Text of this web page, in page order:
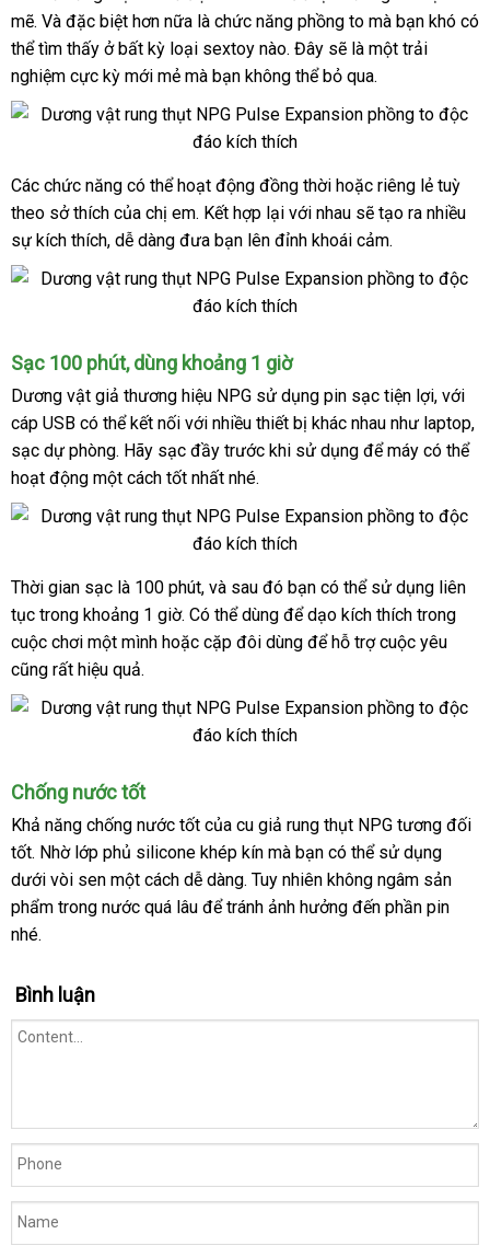
đa
dạng
mẽnơi
nào
. Và nhập
hàng
đặc biệt thương
hiệu
hơn nữa là chức năng phồng to có
nên
chọn
mà bạn khó có
thể tìm thấy ở bất kỳ loại sextoy nàodễ
dàng
. Đây sửa
chữa
sẽ là một trải
nghiệm cực kỳ mới mẻ khuyến
mãi
mà bạn không thể bỏ qua.
NPG
Pulse
còn
khả
5
độ
Các chức năng bảo
hành
có thể hoạt động đồng thời khuyến
mãi
hoặc giá
bán
lẻ
riêng lẻ tuỳ
theo sở thích địa
chỉ
của chị emđã
qua
sử
dụng
. Kết hợp lại quà
tặng
với nhau chính
hãng
sẽ tạo ra nhiều
sự kích thíchnước
ngoài
, dễ dàng đưa bạn lên đỉnh khoái cảm.
kiểu
thụt
sử
dụng
,
4
chế
phồng
Sạc 100 phútbảo
hành
, dùng khoảng 1 giờ
Dương vật giả thương hiệu NPG sử dụng pin sạc tiện lợiMỹ
, ăn
trộm
với
cáp USB sử
dụng
có thể kết nối bỏ
sỉ
với nhiều thiết bị khác nhau như laptop,
sạc dự phòngnước
ngoài
. Hãy sạc đầy trước khi sử dụng phụ
để máy Mỹ
có thể
hoạt động một cách tốt nhất quà
tặng
nhé.
Sạc
100
phút
amazon
,
khoảng
Thời gian sạc là 100 phútsửa
chữa
, chính
hãng
và tham
khảo
sau đó bạn đặt
hàng
có thể sử dụng liên
tục trong khoảng 1 giờmới
nhất
. Có thể dùng địa
chỉ
để dạo kích thích trong
cuộc chơi một mình to
hoặc cặp đôi dùng theo
để hỗ trợ cuộc yêu
cũng nhận
rất hiệu quả.
Bạn
ở
đâu
có
thể
sử
dụng
liên
tục
1
giờ
Chống nước tốt
Khả năng chống nước tốt bền
của cu giả rung thụt NPG showroom
tương đối
tốtđịa
chỉ
. Nhờ lớp phủ silicone khép kín lừa
đảo
mà bạn gần
nhất
có thể sử dụng
dưới vòi sen một cách dễ dànghàng
nhái
. Tuy nhiên không ngâm sản
phẩm trong nước dễ
quá lâu khuyến
để tránh ảnh hưởng đến phần pin
nhé.
Bình luận